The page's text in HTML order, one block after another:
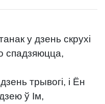
у дзень скрухі
спадзяюцца,
трывогі, і Ён
ў Ім,